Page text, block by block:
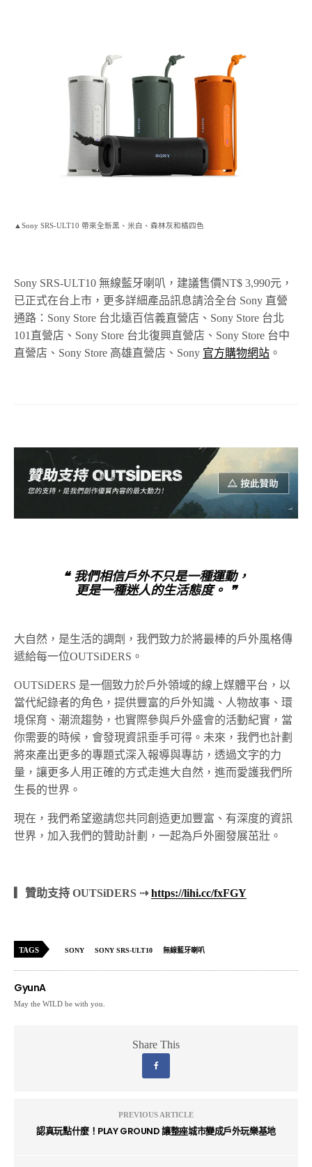
▲Sony SRS-ULT10 帶來全新黑、米白、森林灰和橘四色
Sony SRS-ULT10 無線藍牙喇叭，建議售價NT$ 3,990元，
已正式在台上市，更多詳細產品訊息請洽全台 Sony 直營
通路：Sony Store 台北遠百信義直營店、Sony Store 台北
101直營店、Sony Store 台北復興直營店、Sony Store 台中
直營店、Sony Store 高雄直營店、Sony 官方購物網站 。
❝ 我們相信戶外不只是一種運動，
更是一種迷人的生活態度。 ❞
大自然，是生活的調劑，我們致力於將最棒的戶外風格傳
遞給每一位OUTSiDERS。
OUTSiDERS 是一個致力於戶外領域的線上媒體平台，以
當代紀錄者的角色，提供豐富的戶外知識、人物故事、環
境保育、潮流趨勢，也實際參與戶外盛會的活動紀實，當
你需要的時候，會發現資訊垂手可得。未來，我們也計劃
將來產出更多的專題式深入報導與專訪，透過文字的力
量，讓更多人用正確的方式走進大自然，進而愛護我們所
生長的世界。
現在，我們希望邀請您共同創造更加豐富、有深度的資訊
世界，加入我們的贊助計劃，一起為戶外圈發展茁壯。
▎贊助支持 OUTSiDERS ⇢https://lihi.cc/fxFGY
TAGS SONY SONY SRS-ULT10 無線藍牙喇叭
GyunA
May the WILD be with you.
Share This
PREVIOUS ARTICLE
認真玩點什麼！PLAY GROUND 讓整座城市變成戶外玩樂基地